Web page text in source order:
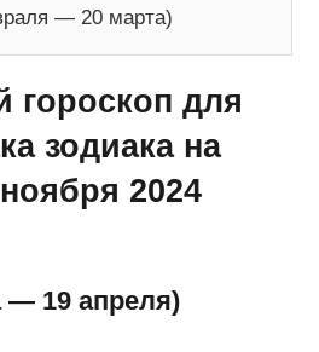
— 20 марта)
гороскоп для
зодиака на
2024
— 19 апреля)